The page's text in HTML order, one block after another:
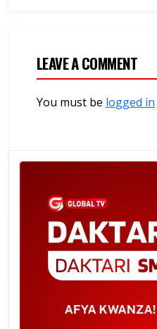
LEAVE A COMMENT
You must be logged in